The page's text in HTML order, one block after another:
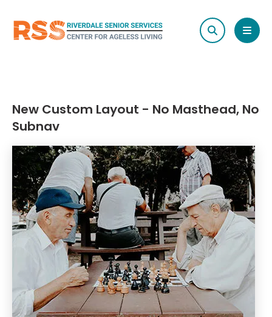
search
New Custom Layout - No Masthead, No
Subnav